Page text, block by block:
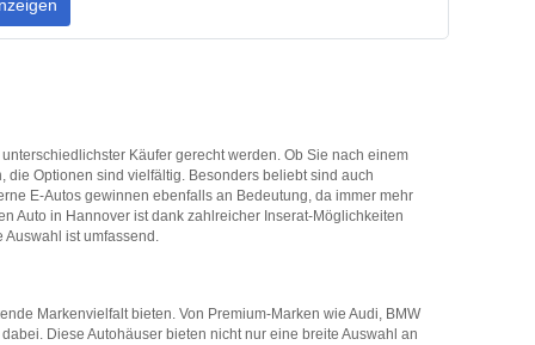
Käufer gerecht werden. Ob Sie nach einem
Optionen sind vielfältig. Besonders beliebt sind auch
E-Autos gewinnen ebenfalls an Bedeutung, da immer mehr
Auto in Hannover ist dank zahlreicher Inserat-Möglichkeiten
ist umfassend.
Markenvielfalt bieten. Von Premium-Marken wie Audi, BMW
Diese Autohäuser bieten nicht nur eine breite Auswahl an